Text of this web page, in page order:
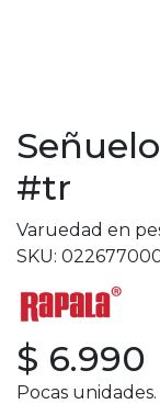
#tr
Varuedad en
SKU:
$ 6.990
Pocas unidades.